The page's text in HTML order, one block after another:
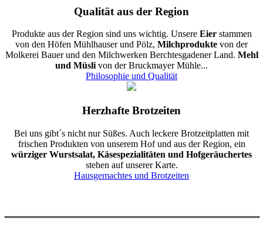
Qualität aus der Region
Produkte aus der Region sind uns wichtig. Unsere Eierstammen
von den Höfen Mühlhauser und Pölz, Milchprodukte von der
Molkerei Bauer und den Milchwerken Berchtesgadener Land. Mehl
und Müsli von der Bruckmayer Mühle...
Philosophie und Qualität
Herzhafte Brotzeiten
Bei uns gibt´s nicht nur Süßes. Auch leckere Brotzeitplatten mit
frischen Produkten von unserem Hof und aus der Region, ein
würziger Wurstsalat, Käsespezialitäten und Hofgeräuchertes
stehen auf unserer Karte.
Hausgemachtes und Brotzeiten